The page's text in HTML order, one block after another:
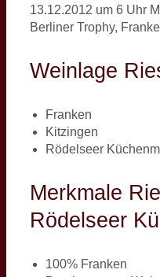
13.12.2012 um 6 Uhr
Berliner Trophy,
Weinlage
Franken
Kitzingen
Rödelseer
Merkmale
Rödelseer
100% Franken